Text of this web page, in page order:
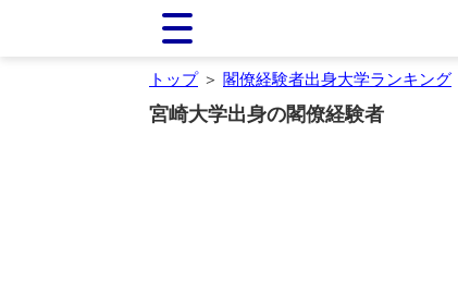
トップ＞ 閣僚経験者出身大学ランキング
宮崎大学出身の閣僚経験者